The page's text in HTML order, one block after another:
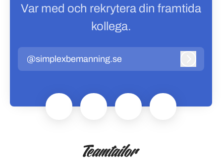
Var med och rekrytera din framtida
kollega.
@simplexbemanning.se